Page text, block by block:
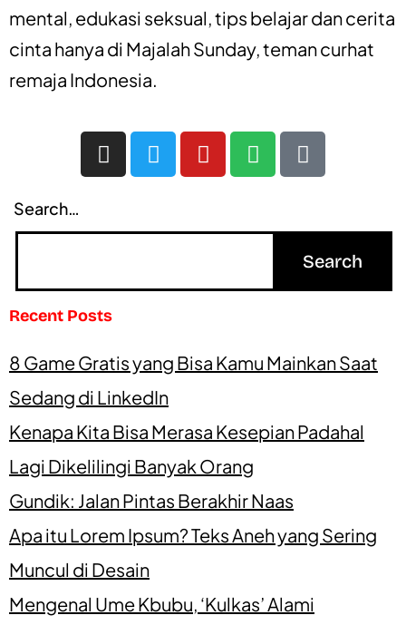
mental, edukasi seksual,tips belajardancerita
cinta hanya di Majalah Sunday, teman curhat
remaja Indonesia.
Search…
Recent Posts
8 Game Gratis yang Bisa Kamu Mainkan Saat
Sedang di LinkedIn
Kenapa Kita Bisa Merasa Kesepian Padahal
Lagi Dikelilingi Banyak Orang
Gundik: Jalan Pintas Berakhir Naas
Apa itu Lorem Ipsum? Teks Aneh yang Sering
Muncul di Desain
Mengenal Ume Kbubu, ‘Kulkas’ Alami